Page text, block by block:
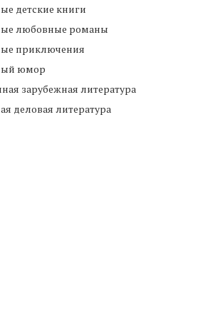
детские книги
любовные романы
приключения
юмор
зарубежная литература
деловая литература